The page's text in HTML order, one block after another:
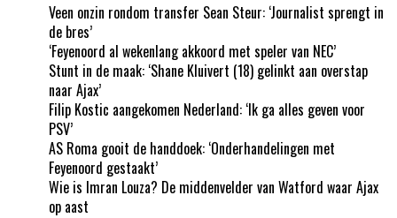
Veen onzin rondom transfer Sean Steur: ‘Journalist sprengt in
de bres’
‘Feyenoord al wekenlang akkoord met speler van NEC’
Stunt in de maak: ‘Shane Kluivert (18) gelinkt aan overstap
naar Ajax’
Filip Kostic aangekomen Nederland: ‘Ik ga alles geven voor
PSV’
AS Roma gooit de handdoek: ‘Onderhandelingen met
Feyenoord gestaakt’
Wie is Imran Louza? De middenvelder van Watford waar Ajax
op aast